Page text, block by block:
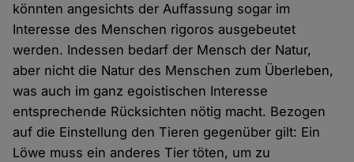
könnten angesichts der Auffassung sogar im
Interesse des Menschen rigoros ausgebeutet
werden. Indessen bedarf der Mensch der Natur,
aber nicht die Natur des Menschen zum Überleben,
was auch im ganz egoistischen Interesse
entsprechende Rücksichten nötig macht. Bezogen
auf die Einstellung den Tieren gegenüber gilt: Ein
Löwe muss ein anderes Tier töten, um zu